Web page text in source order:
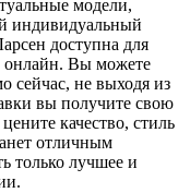
модели,
индивидуальный
доступна для
онлайн. Вы можете
сейчас, не выходя из
вы получите свою
качество, стиль
отличным
только лучшее и